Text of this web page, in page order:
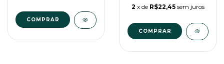
COMPRAR
2 x de R$22,45 sem juros
COMPRAR